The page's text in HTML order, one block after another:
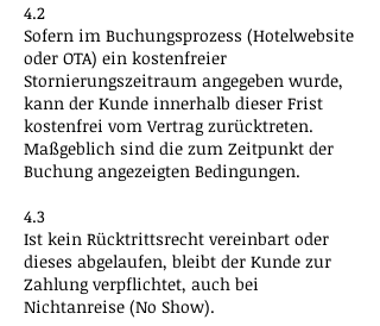
4.2
Sofern im Buchungsprozess (Hotelwebsite
oder OTA) ein kostenfreier
Stornierungszeitraum angegeben wurde,
kann der Kunde innerhalb dieser Frist
kostenfrei vom Vertrag zurücktreten.
Maßgeblich sind die zum Zeitpunkt der
Buchung angezeigten Bedingungen.
4.3
Ist kein Rücktrittsrecht vereinbart oder
dieses abgelaufen, bleibt der Kunde zur
Zahlung verpflichtet, auch bei
Nichtanreise (No Show).